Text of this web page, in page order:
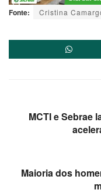
Fonte: Cristina
MCTI e Sebrae
Maioria dos